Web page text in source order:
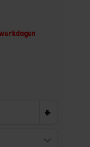
+